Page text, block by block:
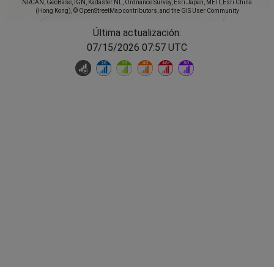
NRCAN, GeoBase, IGN, Kadaster NL, Ordnance Survey, Esri Japan, METI, Esri China
(Hong Kong), © OpenStreetMap contributors, and the GIS User Community
Última actualización:
07/15/2026 07:57 UTC